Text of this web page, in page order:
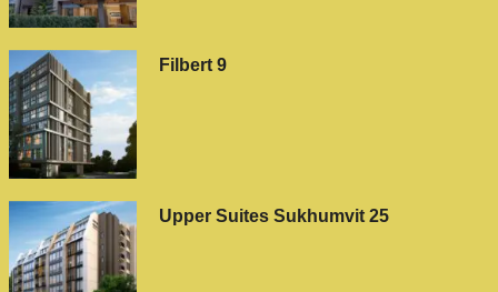
Filbert 9
Upper Suites Sukhumvit 25